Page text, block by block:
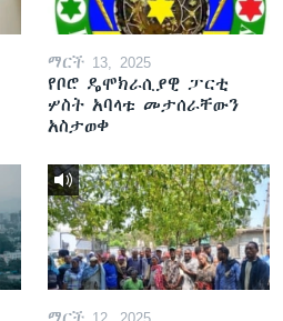
ማርች 13, 2025
የቦሮ ዴሞክራሲያዊ ፓርቲ
ሦስት አባላቱ መታሰራቸውን
አስታወቀ
ማርች 12, 2025